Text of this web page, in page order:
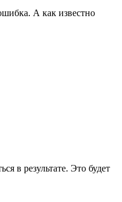
А как известно
в результате. Это будет